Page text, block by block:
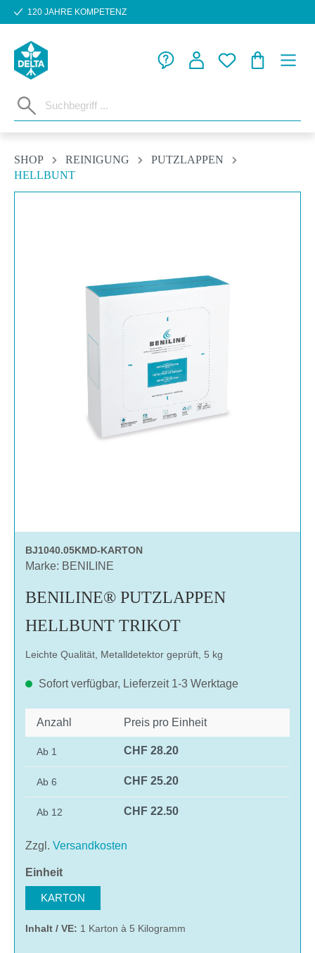
Zum Hauptinhalt springen
120 JAHRE KOMPETENZ
SHOP REINIGUNG
PUTZLAPPEN
HELLBUNT
BJ1040.05KMD-KARTON
Marke: BENILINE
BENILINE® PUTZLAPPEN
HELLBUNT TRIKOT
Leichte Qualität, Metalldetektor geprüft, 5 kg
Sofort verfügbar, Lieferzeit 1-3 Werktage
Anzahl Preis pro Einheit
Ab 1 CHF 28.20
Ab 6 CHF 25.20
Ab 12 CHF 22.50
Zzgl. Versandkosten
Einheitauswählen
KARTON
Inhalt / VE: 1 Karton à 5 Kilogramm